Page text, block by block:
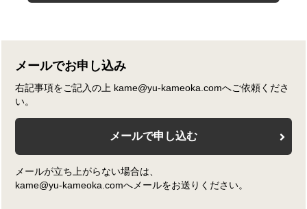
メールでお申し込み
右記事項をご記入の上 kame@yu-kameoka.comへご依頼くださ
い。
メールで申し込む
メールが立ち上がらない場合は、
kame@yu-kameoka.comへメールをお送りください。